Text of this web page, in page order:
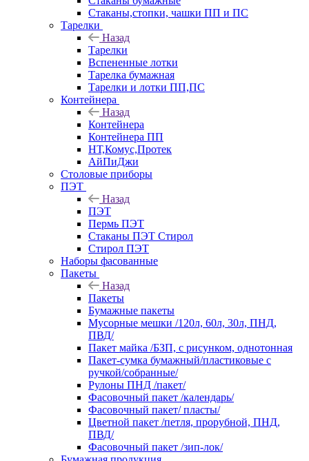
Стаканы,стопки, чашки ПП и ПС
Тарелки
Назад
Тарелки
Вспененные лотки
Тарелка бумажная
Тарелки и лотки ПП,ПС
Контейнера
Назад
Контейнера
Контейнера ПП
НТ,Комус,Протек
АйПиДжи
Столовые приборы
ПЭТ
Назад
ПЭТ
Пермь ПЭТ
Стаканы ПЭТ Стирол
Стирол ПЭТ
Наборы фасованные
Пакеты
Назад
Пакеты
Бумажные пакеты
Мусорные мешки /120л, 60л, 30л, ПНД,
ПВД/
Пакет майка /БЗП, с рисунком, однотонная
Пакет-сумка бумажный/пластиковые с
ручкой/собранные/
Рулоны ПНД /пакет/
Фасовочный пакет /календарь/
Фасовочный пакет/ пласты/
Цветной пакет /петля, прорубной, ПНД,
ПВД/
Фасовочный пакет /зип-лок/